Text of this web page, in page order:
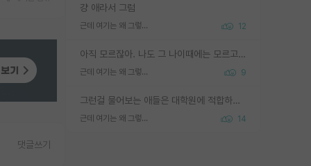
걍 애라서 그럼
근데 여기는 왜 그렇게 SPK를 물어보는거임? 12
아직 모르잖아. 나도 그 나이때에는 모르고 평가 받고 안심하고 싶었어.
근데 여기는 왜 그렇게 SPK를 물어보는거임? 9
그런걸 물어보는 애들은 대학원에 적합하지 않다
근데 여기는 왜 그렇게 SPK를 물어보는거임? 14
댓글쓰기